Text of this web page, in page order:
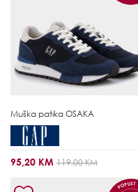
Muška patika OSAKA
95,20 KM 119,00 KM
POPUST